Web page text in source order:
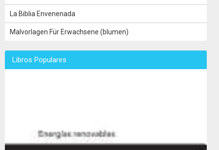
La Biblia Envenenada
Malvorlagen Für Erwachsene (blumen)
Libros Populares